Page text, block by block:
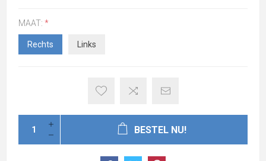
MAAT: *
Rechts Links
BESTEL NU!